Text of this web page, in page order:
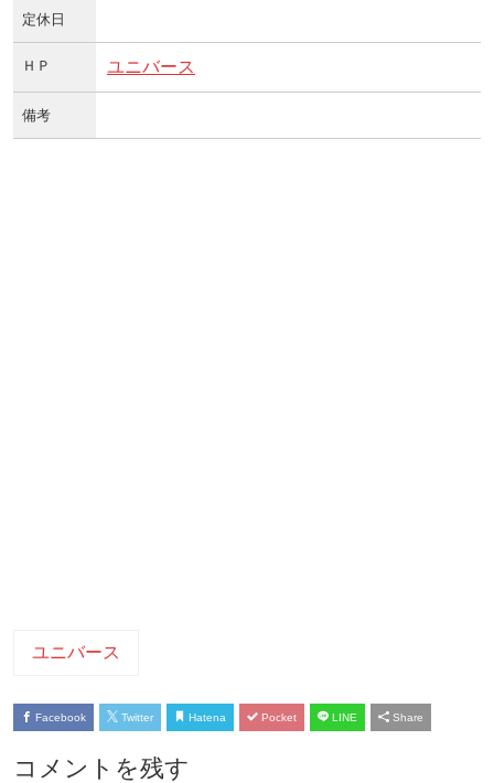
定休日
ＨＰ ユニバース
備考
ユニバース
Facebook Twitter Hatena Pocket LINE Share
コメントを残す